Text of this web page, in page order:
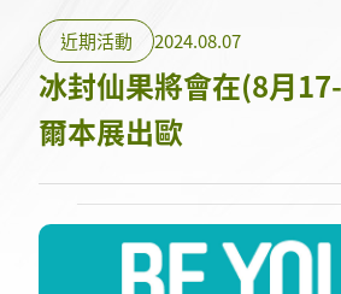
近期活動 2024.08.07
冰封仙果將會在(8月
爾本展出歐